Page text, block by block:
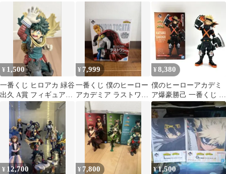
GENERATIONS!! 飯田
天哉 D賞
¥ 1,500
一番くじ ヒロアカ 緑谷
出久 A賞 フィギュア
NEXT GENERATIONS
¥ 7,999
一番くじ 僕のヒーロー
アカデミア ラストワン
賞 通形ミリオ フィギュ
¥ 8,380
僕のヒーローアカデミ
ア爆豪勝己 一番くじ B
賞 NEXT
GENERATIONS
¥ 12,700 ¥ 7,800 ¥1,500